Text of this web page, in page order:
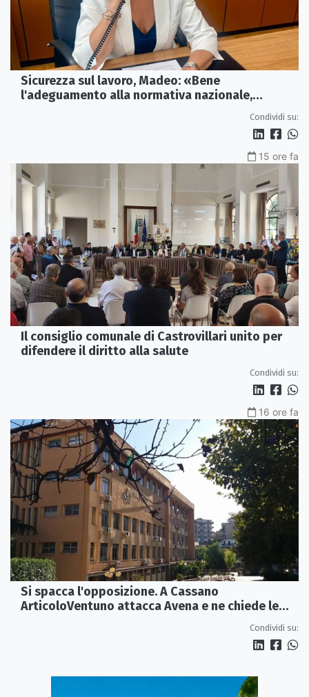
Sicurezza sul lavoro, Madeo: «Bene
l'adeguamento alla normativa nazionale,
Condividi su:
15 ore fa
Il consiglio comunale di Castrovillari unito per
difendere il diritto alla salute
Condividi su:
16 ore fa
Si spacca l'opposizione. A Cassano
ArticoloVentuno attacca Avena e ne chiede le
Condividi su: